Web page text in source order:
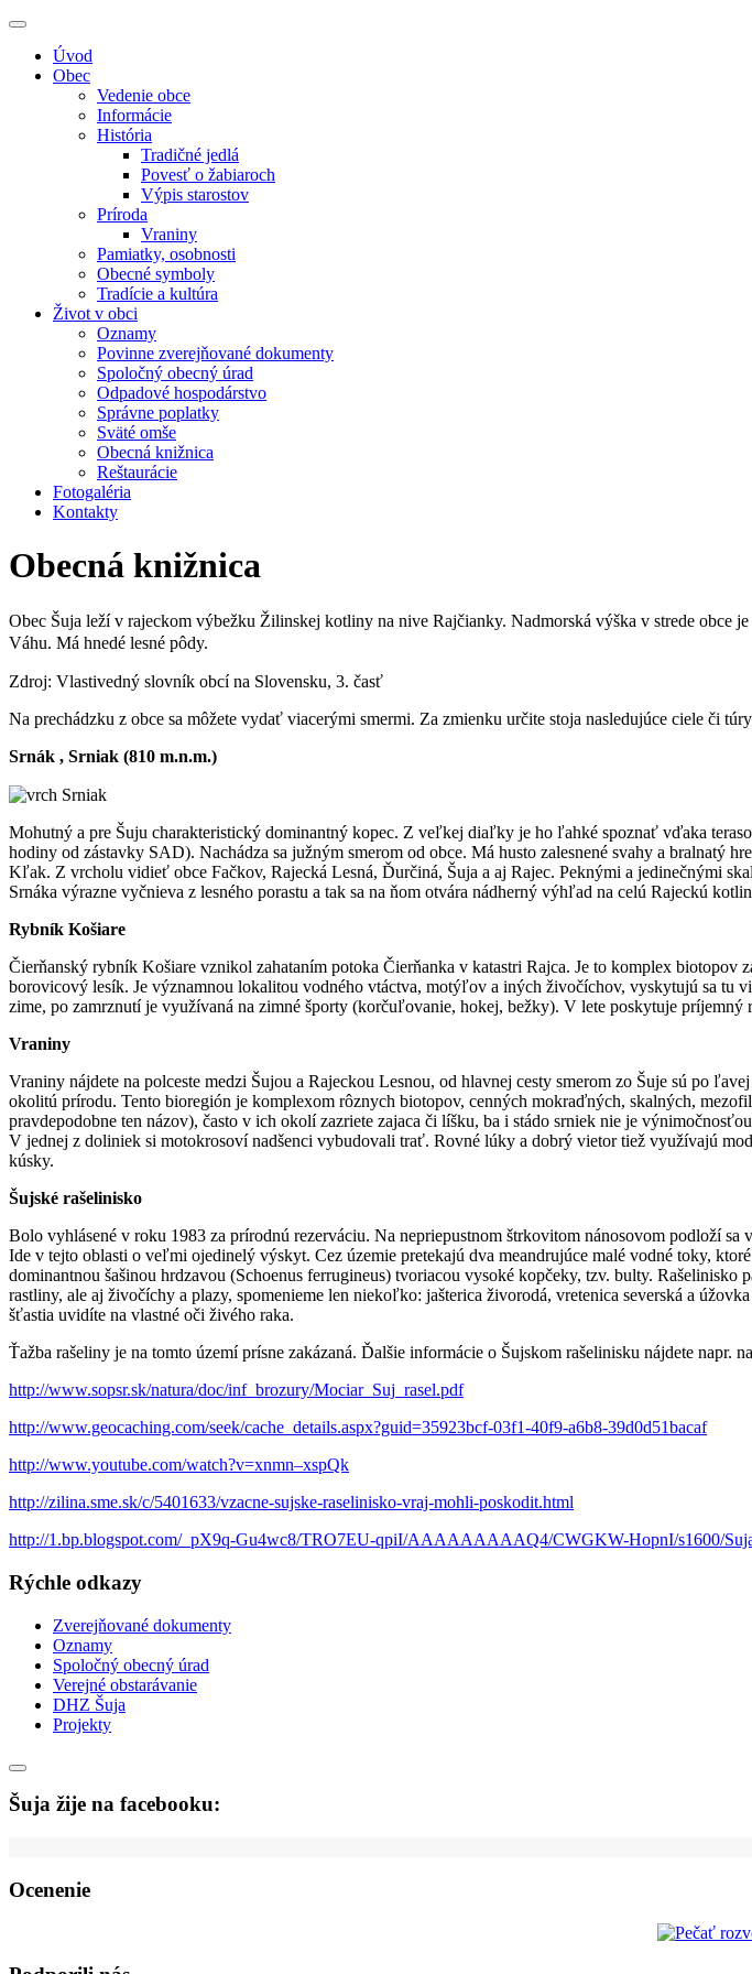
Úvod
Obec
Vedenie obce
Informácie
História
Tradičné jedlá
Povesť o žabiaroch
Výpis starostov
Príroda
Vraniny
Pamiatky, osobnosti
Obecné symboly
Tradície a kultúra
Život v obci
Oznamy
Povinne zverejňované dokumenty
Spoločný obecný úrad
Odpadové hospodárstvo
Správne poplatky
Sväté omše
Obecná knižnica
Reštaurácie
Fotogaléria
Kontakty
Obecná knižnica
Obec Šuja leží v rajeckom výbežku Žilinskej kotliny na nive Rajčianky. Nadmorská výška v strede obce
Váhu. Má hnedé lesné pôdy.
Zdroj: Vlastivedný slovník obcí na Slovensku, 3. časť
Na prechádzku z obce sa môžete vydať viacerými smermi. Za zmienku určite stoja nasledujúce ciele či
Srnák , Srniak (810 m.n.m.)
Mohutný a pre Šuju charakteristický dominantný kopec. Z veľkej diaľky je ho ľahké spoznať vďaka
hodiny od zástavky SAD). Nachádza sa južným smerom od obce. Má husto zalesnené svahy a
Kľak. Z vrcholu vidieť obce Fačkov, Rajecká Lesná, Ďurčiná, Šuja a aj Rajec. Peknými a jedinečnými
Srnáka výrazne vyčnieva z lesného porastu a tak sa na ňom otvára nádherný výhľad na celú Rajeckú
Rybník Košiare
Čierňanský rybník Košiare vznikol zahataním potoka Čierňanka v katastri Rajca. Je to komplex biotopov
borovicový lesík. Je významnou lokalitou vodného vtáctva, motýľov a iných živočíchov, vyskytujú sa tu
zime, po zamrznutí je využívaná na zimné športy (korčuľovanie, hokej, bežky). V lete poskytuje
Vraniny
Vraniny nájdete na polceste medzi Šujou a Rajeckou Lesnou, od hlavnej cesty smerom zo Šuje sú po
okolitú prírodu. Tento bioregión je komplexom rôznych biotopov, cenných mokraďných, skalných,
pravdepodobne ten názov), často v ich okolí zazriete zajaca či líšku, ba i stádo srniek nie je
V jednej z doliniek si motokrosoví nadšenci vybudovali trať. Rovné lúky a dobrý vietor tiež využívajú
kúsky.
Šujské rašelinisko
Bolo vyhlásené v roku 1983 za prírodnú rezerváciu. Na nepriepustnom štrkovitom nánosovom podloží
Ide v tejto oblasti o veľmi ojedinelý výskyt. Cez územie pretekajú dva meandrujúce malé vodné toky,
dominantnou šašinou hrdzavou (Schoenus ferrugineus) tvoriacou vysoké kopčeky, tzv. bulty.
rastliny, ale aj živočíchy a plazy, spomenieme len niekoľko: jašterica živorodá, vretenica severská a
šťastia uvidíte na vlastné oči živého raka.
Ťažba rašeliny je na tomto území prísne zakázaná. Ďalšie informácie o Šujskom rašelinisku nájdete napr.
http://www.sopsr.sk/natura/doc/inf_brozury/Mociar_Suj_rasel.pdf
http://www.geocaching.com/seek/cache_details.aspx?guid=35923bcf-03f1-40f9-a6b8-39d0d51bacaf
http://www.youtube.com/watch?v=xnmn–xspQk
http://zilina.sme.sk/c/5401633/vzacne-sujske-raselinisko-vraj-mohli-poskodit.html
http://1.bp.blogspot.com/_pX9q-Gu4wc8/TRO7EU-qpiI/AAAAAAAAAQ4/CWGKW-HopnI/s1600/
Rýchle odkazy
Zverejňované dokumenty
Oznamy
Spoločný obecný úrad
Verejné obstarávanie
DHZ Šuja
Projekty
Šuja žije na facebooku:
Ocenenie